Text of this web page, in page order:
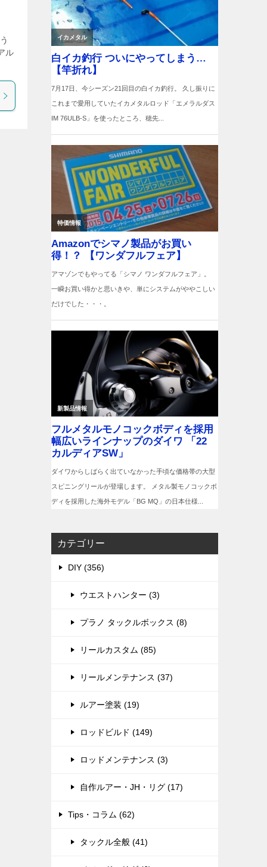
ル
カテゴリー
DIY (356)
ウエストハンター (3)
プラノ タックルボックス (8)
リールカスタム (85)
リールメンテナンス (37)
ルアー塗装 (19)
ロッドビルド (149)
ロッドメンテナンス (3)
自作ルアー・JH・リグ (17)
Tips・コラム (62)
タックル全般 (41)